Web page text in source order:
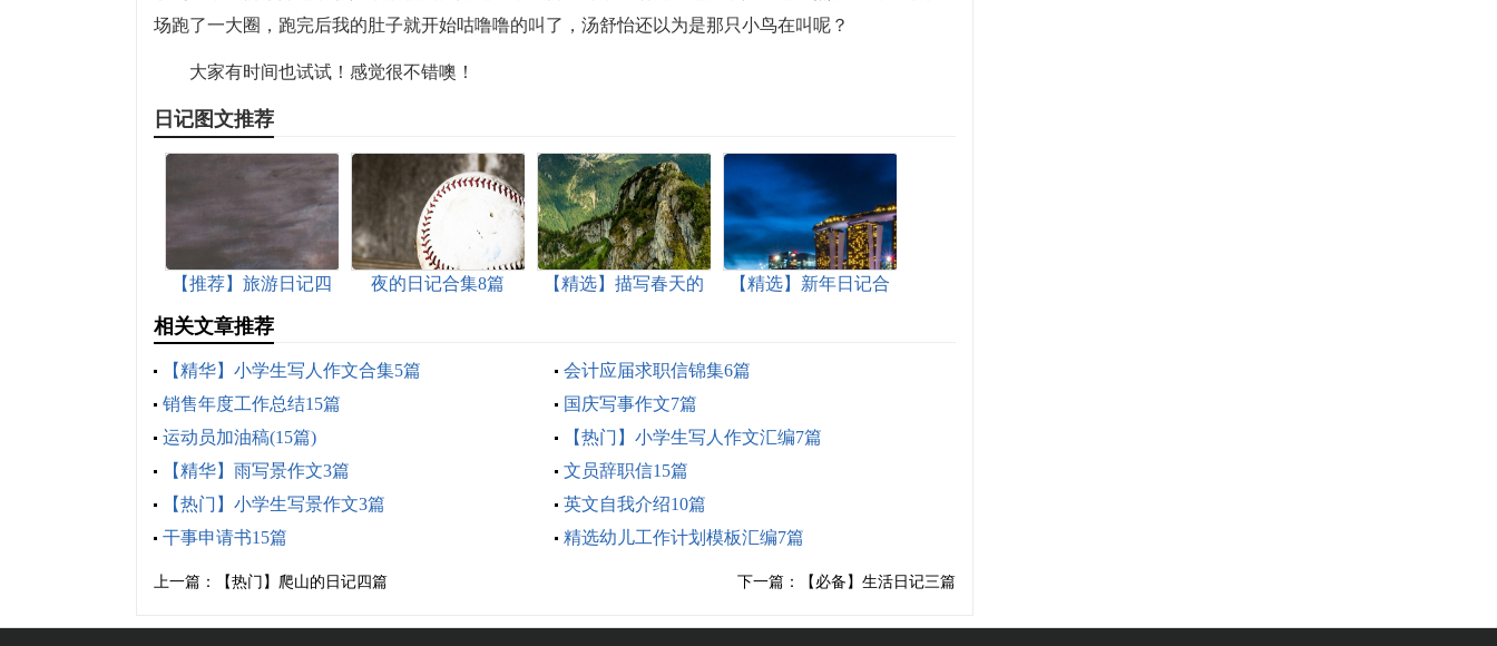
场跑了一大圈，跑完后我的肚子就开始咕噜噜的叫了，汤舒怡还以为是那只小鸟在叫呢？
大家有时间也试试！感觉很不错噢！
日记图文推荐
【推荐】旅游日记四
夜的日记合集8篇
【精选】描写春天的
【精选】新年日记合
相关文章推荐
【精华】小学生写人作文合集5篇
会计应届求职信锦集6篇
销售年度工作总结15篇
国庆写事作文7篇
运动员加油稿(15篇)
【热门】小学生写人作文汇编7篇
【精华】雨写景作文3篇
文员辞职信15篇
【热门】小学生写景作文3篇
英文自我介绍10篇
干事申请书15篇
精选幼儿工作计划模板汇编7篇
上一篇： 【热门】爬山的日记四篇 下一篇： 【必备】生活日记三篇